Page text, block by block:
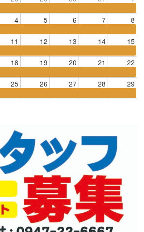
4 5 6 7 8
11 12 13 14 15
18 19 20 21 22
25 26 27 28 29